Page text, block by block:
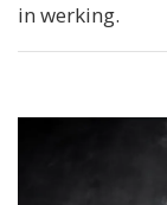
in werking.